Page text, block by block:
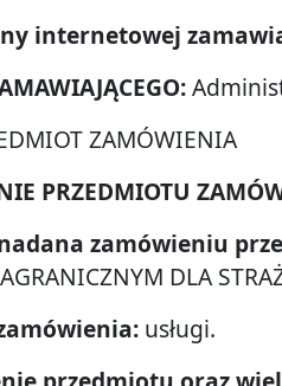
internetowej
ZAMÓWIENIA
PRZEDMIOTU
zamówieniu
DLA
usługi.